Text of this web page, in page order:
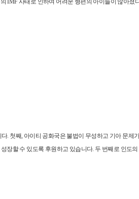
IMF 사태로 인하여 어려운 형편의 아이들이 많아
첫째, 아이티 공화국은 불법이 무성하고 기아 문제
할 수 있도록 후원하고 있습니다. 두 번째로 인도